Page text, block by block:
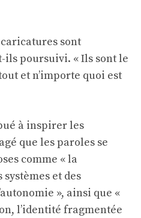
sont
ils poursuivi. « Ils sont le
et n’importe quoi est
à inspirer les
que les paroles se
comme « la
systèmes et des
», ainsi que «
l’identité fragmentée